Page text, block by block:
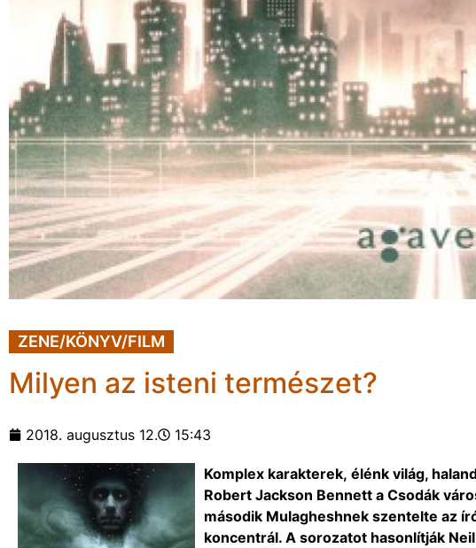
ZENE/KÖNYV/FILM
Milyen az isteni természet?
2018. augusztus 12. 15:43
Komplex karakterek, élénk világ,
Robert Jackson Bennett a Csodák
második Mulagheshnek szentelte az
koncentrál. A sorozatot hasonlítják